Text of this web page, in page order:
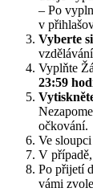
– Po
v
Vyberte
vzdělávání
Vyplňte
23:59
očkování.
Ve
V
Po přijetí
vámi